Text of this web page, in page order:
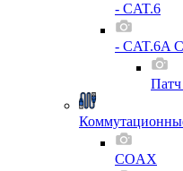
- CAT.6
- CAT.6A
COAX